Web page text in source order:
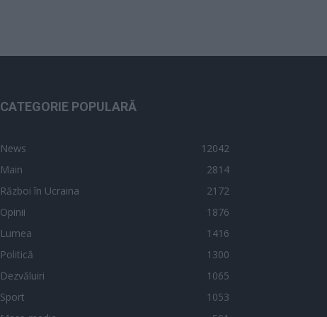
CATEGORIE POPULARĂ
News
12042
Main
2814
Război în Ucraina
2172
Opinii
1876
Lumea
1416
Politică
1300
Dezvăluiri
1065
Sport
1053